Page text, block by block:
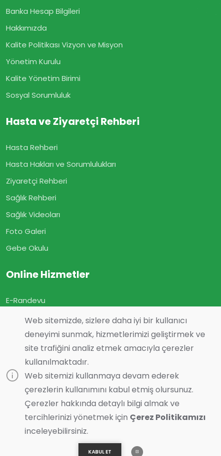
Web sitemizde, sizlere daha iyi bir kullanıcı
deneyimi sunmak, hizmetlerimizi geliştirmek ve
site trafiğini analiz etmek amacıyla çerezler
kullanılmaktadır.
Web sitemizi kullanmaya devam ederek
çerezlerin kullanımını kabul etmiş olursunuz.
Çerezler hakkında detaylı bilgi almak ve
tercihlerinizi yönetmek için Çerez Politikamızı
inceleyebilirsiniz.
KABUL ET
Banka Hesap Bilgileri
Hakkımızda
Kalite Politikası Vizyon ve Misyon
Yönetim Kurulu
Kalite Yönetim Birimi
Sosyal Sorumluluk
Hasta ve Ziyaretçi Rehberi
Hasta Rehberi
Hasta Hakları ve Sorumlulukları
Ziyaretçi Rehberi
Sağlık Rehberi
Sağlık Videoları
Foto Galeri
Gebe Okulu
Online Hizmetler
E-Randevu
E-Sonuç
E-Geçmiş Olsun
Görüş ve Önerileriniz
Online Muayene
Son Güncelleme : 22.04.2026 14:48
© 2023 Tasarım ve Yazılım: